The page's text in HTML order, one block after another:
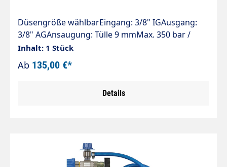
Düsengröße wählbarEingang: 3/8" IGAusgang:
3/8" AGAnsaugung: Tülle 9 mmMax. 350 bar /
90°CInjektor ST-160 für Chemie- und
Schaumanwendungen. Regulierung der
Chemiedosierung erfolgt durch 10
Inhalt: 1 Stück
Ab 135,00 €*
Details